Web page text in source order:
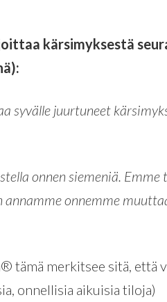
kärsimyksestä
syvälle juurtuneet
onnen siemeniä.
annamme onnemme
tämä merkitsee sitä, että
onnellisia aikuisia tiloja)